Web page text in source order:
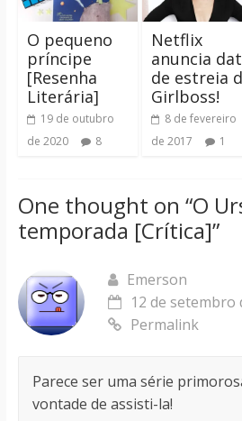
O pequeno
príncipe
[Resenha
Literária]
19 de outubro
de 2020
8
Netflix
anuncia
de estreia
Girlboss!
8 de fevereiro
de 2017
1
One thought on “O
temporada [Crítica]”
Emerson
12 de setembro
Permalink
Parece ser uma série
vontade de assisti-la!